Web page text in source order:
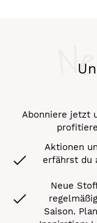
Abonniere jetzt
Aktionen
erfährst du
Neue
Saison.